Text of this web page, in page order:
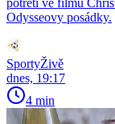
potřetí ve filmu
Odysseovy posádky.
SportyŽivě
dnes, 19:17
4 min